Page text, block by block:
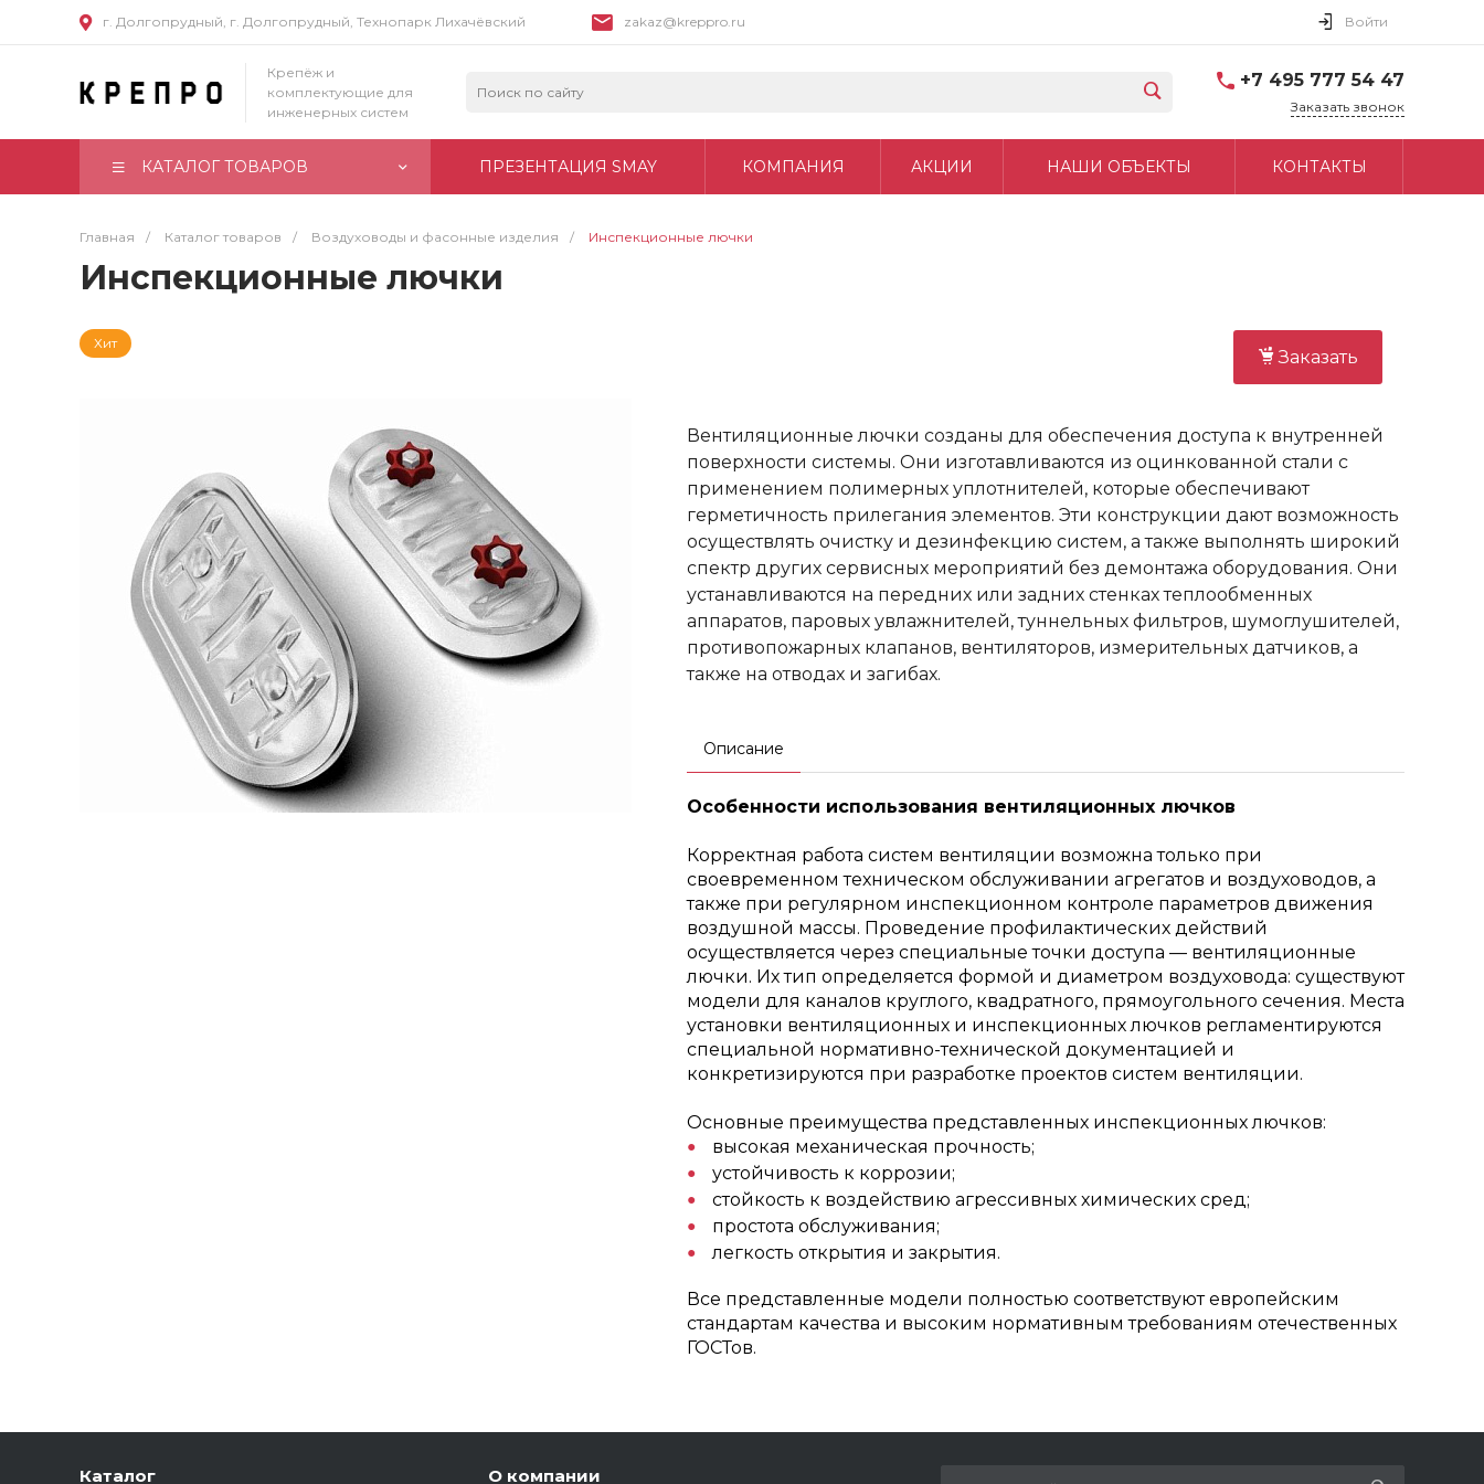
г. Долгопрудный, г. Долгопрудный, Технопарк Лихачёвский zakaz@kreppro.ru Войти
Крепёж и
комплектующие для
инженерных систем
+7 495 777 54 47
Заказать звонок
КАТАЛОГ ТОВАРОВ ПРЕЗЕНТАЦИЯ SMAY КОМПАНИЯ АКЦИИ НАШИ ОБЪЕКТЫ КОНТАКТЫ
Главная / Каталог товаров / Воздуховоды и фасонные изделия / Инспекционные лючки
Инспекционные лючки
Хит
Заказать
Вентиляционные лючки созданы для обеспечения доступа к внутренней
поверхности системы. Они изготавливаются из оцинкованной стали с
применением полимерных уплотнителей, которые обеспечивают
герметичность прилегания элементов. Эти конструкции дают возможность
осуществлять очистку и дезинфекцию систем, а также выполнять широкий
спектр других сервисных мероприятий без демонтажа оборудования. Они
устанавливаются на передних или задних стенках теплообменных
аппаратов, паровых увлажнителей, туннельных фильтров, шумоглушителей,
противопожарных клапанов, вентиляторов, измерительных датчиков, а
также на отводах и загибах.
Описание
Особенности использования вентиляционных лючков
Корректная работа систем вентиляции возможна только при
своевременном техническом обслуживании агрегатов и воздуховодов, а
также при регулярном инспекционном контроле параметров движения
воздушной массы. Проведение профилактических действий
осуществляется через специальные точки доступа — вентиляционные
лючки. Их тип определяется формой и диаметром воздуховода: существуют
модели для каналов круглого, квадратного, прямоугольного сечения. Места
установки вентиляционных и инспекционных лючков регламентируются
специальной нормативно-технической документацией и
конкретизируются при разработке проектов систем вентиляции.
Основные преимущества представленных инспекционных лючков:
высокая механическая прочность;
устойчивость к коррозии;
стойкость к воздействию агрессивных химических сред;
простота обслуживания;
легкость открытия и закрытия.
Все представленные модели полностью соответствуют европейским
стандартам качества и высоким нормативным требованиям отечественных
ГОСТов.
Каталог О компании